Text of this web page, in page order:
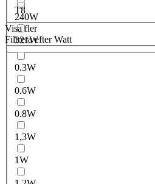
240W
321W
T8
Visa fler
Filtrera efter Watt
0.3W
0.6W
0.8W
1,3W
1W